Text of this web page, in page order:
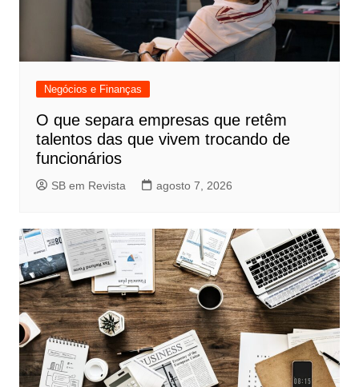
Negócios e Finanças
O que separa empresas que retêm
talentos das que vivem trocando de
funcionários
SB em Revista agosto 7, 2026